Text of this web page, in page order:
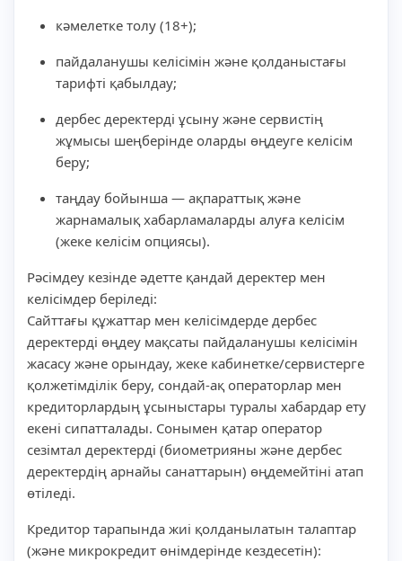
кәмелетке толу (18+);
пайдаланушы келісімін және қолданыстағы
тарифті қабылдау;
дербес деректерді ұсыну және сервистің
жұмысы шеңберінде оларды өңдеуге келісім
беру;
таңдау бойынша — ақпараттық және
жарнамалық хабарламаларды алуға келісім
(жеке келісім опциясы).
Рәсімдеу кезінде әдетте қандай деректер мен
келісімдер беріледі:
Сайттағы құжаттар мен келісімдерде дербес
деректерді өңдеу мақсаты пайдаланушы келісімін
жасасу және орындау, жеке кабинетке/сервистерге
қолжетімділік беру, сондай-ақ операторлар мен
кредиторлардың ұсыныстары туралы хабардар ету
екені сипатталады. Сонымен қатар оператор
сезімтал деректерді (биометрияны және дербес
деректердің арнайы санаттарын) өңдемейтіні атап
өтіледі.
Кредитор тарапында жиі қолданылатын талаптар
(және микрокредит өнімдерінде кездесетін):